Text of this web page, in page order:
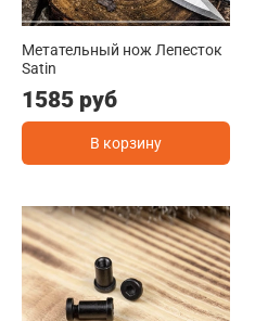
Метательный нож Лепесток
Satin
1585 руб
В корзину